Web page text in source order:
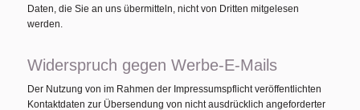
Daten, die Sie an uns übermitteln, nicht von Dritten mitgelesen
werden.
Widerspruch gegen Werbe-E-Mails
Der Nutzung von im Rahmen der Impressumspflicht veröffentlichten
Kontaktdaten zur Übersendung von nicht ausdrücklich angeforderter